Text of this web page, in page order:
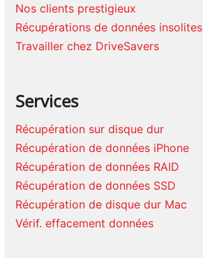
Nos clients prestigieux
Récupérations de données insolites
Travailler chez DriveSavers
Services
Récupération sur disque dur
Récupération de données iPhone
Récupération de données RAID
Récupération de données SSD
Récupération de disque dur Mac
Vérif. effacement données